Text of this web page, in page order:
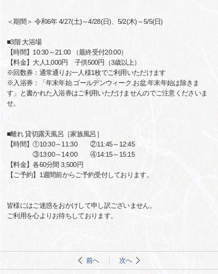
＜期間＞ 令和6年 4/27(土)～4/28(日)、5/2(木)～5/5(日)
■3階 大浴場
【時間】10:30～21:00 （最終受付20:00）
【料金】大人1,000円 子供500円（3歳以上）
※回数券：通常通りお一人様1枚でご利用いただけます
※入浴券：「年末年始.ゴールデンウィーク.お盆.年末年始は除きま
す」と書かれた入浴券はご利用いただけませんのでご注意くださいま
せ。
■離れ 貸切露天風呂［家族風呂］
【時間】①10:30～11:30 ②11:45～12:45
③13:00～14:00 ④14:15～15:15
【料金】各60分間 3,500円
【ご予約】1週間前からご予約受付しております。
皆様にはご迷惑をおかけして申し訳ございません。
ご利用を心よりお待ちしております。
前へ 次へ